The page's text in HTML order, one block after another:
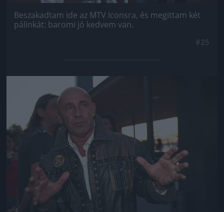
Beszakadtam ide az MTV Iconsra, és megittam két
pálinkát: baromi jó kedvem van.
Jön még kép!